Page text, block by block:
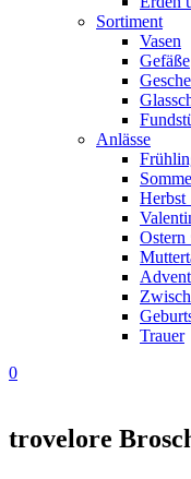
Sortiment
Vasen
Gefäße
Anlässe
Herbst
Ostern
Trauer
0
trovelore